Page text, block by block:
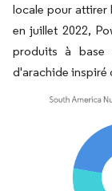
locale pour attirer
en juillet 2022,
produits à base
d'arachide inspiré